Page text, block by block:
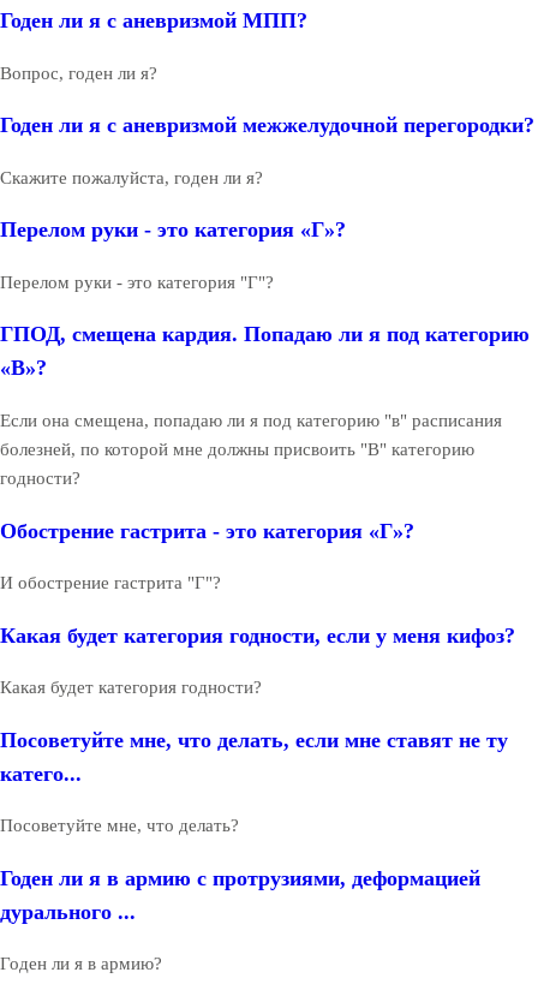
Годен ли я с аневризмой МПП?
Вопрос, годен ли я?
Годен ли я с аневризмой межжелудочной перегородки?
Скажите пожалуйста, годен ли я?
Перелом руки - это категория «Г»?
Перелом руки - это категория "Г"?
ГПОД, смещена кардия. Попадаю ли я под категорию
«В»?
Если она смещена, попадаю ли я под категорию "в" расписания
болезней, по которой мне должны присвоить "В" категорию
годности?
Обострение гастрита - это категория «Г»?
И обострение гастрита "Г"?
Какая будет категория годности, если у меня кифоз?
Какая будет категория годности?
Посоветуйте мне, что делать, если мне ставят не ту
катего...
Посоветуйте мне, что делать?
Годен ли я в армию с протрузиями, деформацией
дурального ...
Годен ли я в армию?